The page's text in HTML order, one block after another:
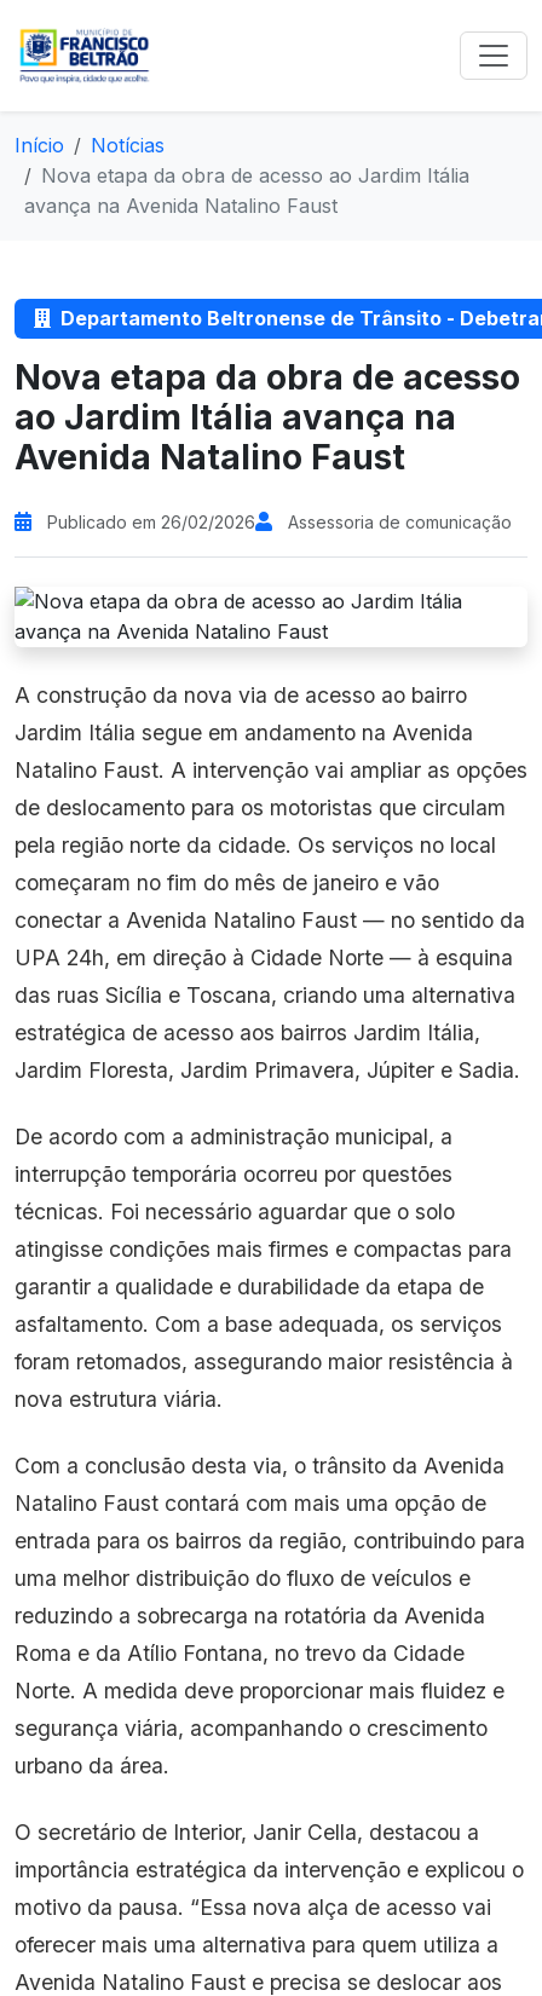
Início
Notícias
Nova etapa da obra de acesso ao Jardim Itália
avança na Avenida Natalino Faust
Departamento Beltronense de Trânsito -
Nova etapa da obra de acesso
ao Jardim Itália avança na
Avenida Natalino Faust
Publicado em 26/02/2026 Assessoria de comunicação
A construção da nova via de acesso ao bairro
Jardim Itália segue em andamento na Avenida
Natalino Faust. A intervenção vai ampliar as opções
de deslocamento para os motoristas que circulam
pela região norte da cidade. Os serviços no local
começaram no fim do mês de janeiro e vão
conectar a Avenida Natalino Faust — no sentido da
UPA 24h, em direção à Cidade Norte — à esquina
das ruas Sicília e Toscana, criando uma alternativa
estratégica de acesso aos bairros Jardim Itália,
Jardim Floresta, Jardim Primavera, Júpiter e Sadia.
De acordo com a administração municipal, a
interrupção temporária ocorreu por questões
técnicas. Foi necessário aguardar que o solo
atingisse condições mais firmes e compactas para
garantir a qualidade e durabilidade da etapa de
asfaltamento. Com a base adequada, os serviços
foram retomados, assegurando maior resistência à
nova estrutura viária.
Com a conclusão desta via, o trânsito da Avenida
Natalino Faust contará com mais uma opção de
entrada para os bairros da região, contribuindo para
uma melhor distribuição do fluxo de veículos e
reduzindo a sobrecarga na rotatória da Avenida
Roma e da Atílio Fontana, no trevo da Cidade
Norte. A medida deve proporcionar mais fluidez e
segurança viária, acompanhando o crescimento
urbano da área.
O secretário de Interior, Janir Cella, destacou a
importância estratégica da intervenção e explicou o
motivo da pausa. “Essa nova alça de acesso vai
oferecer mais uma alternativa para quem utiliza a
Avenida Natalino Faust e precisa se deslocar aos